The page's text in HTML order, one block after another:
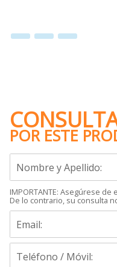
POR ESTE
IMPORTANTE: Asegúrese de
De lo contrario, su consulta